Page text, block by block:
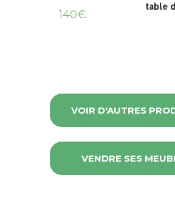
140€
table
VOIR D'AUTRES
VENDRE SES